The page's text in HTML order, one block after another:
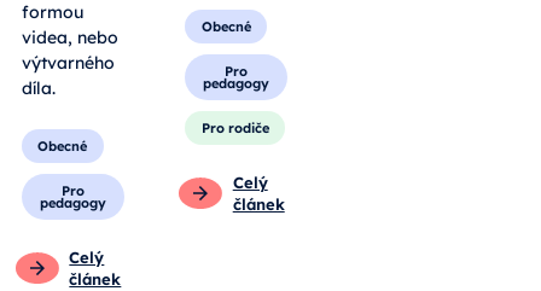
formou
videa, nebo
výtvarného
díla.
Obecné
Pro
pedagogy
Celý
článek
Obecné
Pro
pedagogy
Pro rodiče
Celý
článek